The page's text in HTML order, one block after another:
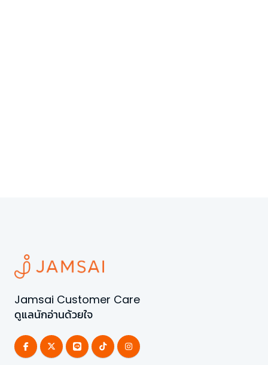
Jamsai Customer Care
ดูแลนักอ่านด้วยใจ